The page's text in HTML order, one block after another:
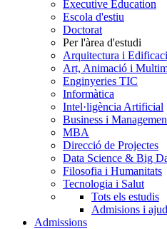
Executive Education
Escola d'estiu
Doctorat
Per l'àrea d'estudi
Arquitectura i
Art, Animació i
Enginyeries TIC
Informàtica
Intel·ligència Artificial
Business i
MBA
Direcció de Projectes
Data Science & Big
Filosofia i Humanitats
Tecnologia i Salut
Tots els estudis
Admisions i
Admissions